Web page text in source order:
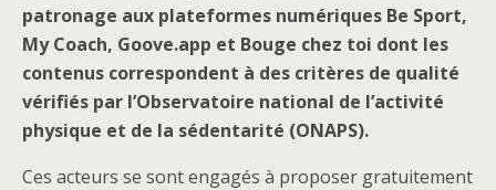
patronage aux plateformes numériques Be Sport,
My Coach, Goove.app et Bouge chez toi dont les
contenus correspondent à des critères de qualité
vérifiés par l’Observatoire national de l’activité
physique et de la sédentarité (ONAPS).
Ces acteurs se sont engagés à proposer gratuitement